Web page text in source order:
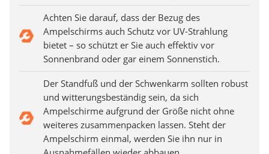
Achten Sie darauf, dass der Bezug des
Ampelschirms auch Schutz vor UV-Strahlung
bietet – so schützt er Sie auch effektiv vor
Sonnenbrand oder gar einem Sonnenstich.
Der Standfuß und der Schwenkarm sollten robust
und witterungsbeständig sein, da sich
Ampelschirme aufgrund der Größe nicht ohne
weiteres zusammenpacken lassen. Steht der
Ampelschirm einmal, werden Sie ihn nur in